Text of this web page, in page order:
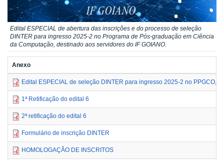
Edital ESPECIAL de abertura das inscrições e do processo de seleção
DINTER para ingresso 2025-2 no Programa de Pós-graduação em Ciência
da Computação, destinado aos servidores do IF GOIANO.
Anexo
Edital ESPECIAL de seleção DINTER para ingresso 2025-2 no PPGCO,
1ª Retificação do edital 6
2ª retificação do edital 6
Formulário de inscrição DINTER
HOMOLOGAÇÃO DE INSCRITOS